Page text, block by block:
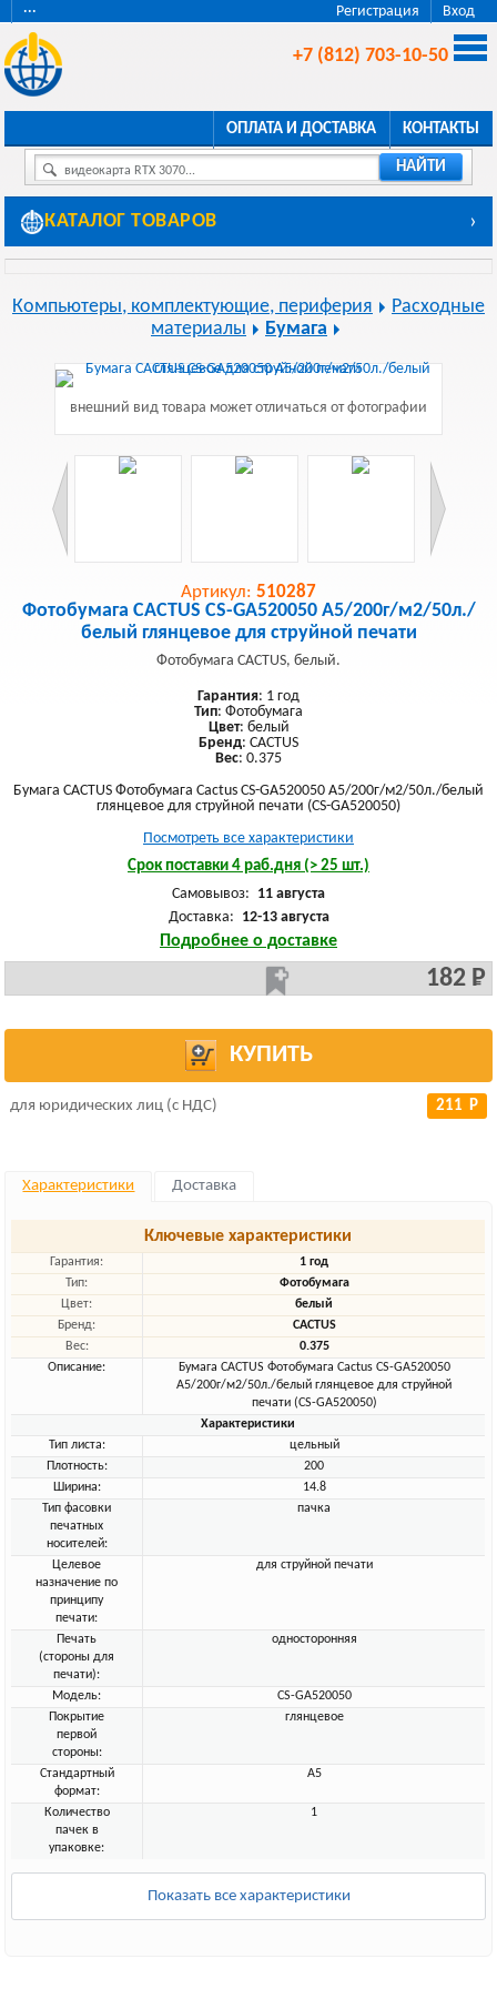
Регистрация Вход
···
+7 (812) 703-10-50
ОПЛАТА И ДОСТАВКА КОНТАКТЫ
видеокарта RTX 3070... НАЙТИ
КАТАЛОГ ТОВАРОВ ›
Компьютеры, комплектующие, периферия
Расходные
материалы
Бумага
внешний вид товара может отличаться от фотографии
Артикул: 510287
Фотобумага CACTUS CS-GA520050 A5/200г/м2/50л./
белый глянцевое для струйной печати
Фотобумага CACTUS, белый.
Гарантия: 1 год
Тип: Фотобумага
Цвет: белый
Бренд: CACTUS
Вес: 0.375
Бумага CACTUS Фотобумага Cactus CS-GA520050 A5/200г/м2/50л./белый
глянцевое для струйной печати (CS-GA520050)
Посмотреть все характеристики
Срок поставки 4 раб.дня (> 25 шт.)
Самовывоз: 11 августа
Доставка: 12-13 августа
Подробнее о доставке
182 Р
КУПИТЬ
для юридических лиц (с НДС) 211 Р
Характеристики Доставка
Ключевые характеристики
Гарантия:
1 год
Тип:
Фотобумага
Цвет:
белый
Бренд:
CACTUS
Вес:
0.375
Описание:
Бумага CACTUS Фотобумага Cactus CS-GA520050
A5/200г/м2/50л./белый глянцевое для струйной
печати (CS-GA520050)
Характеристики
Тип листа:
цельный
Плотность:
200
Ширина:
14.8
Тип фасовки
печатных
носителей:
пачка
Целевое
назначение по
принципу
печати:
для струйной печати
Печать
(стороны для
печати):
односторонняя
Модель:
CS-GA520050
Покрытие
первой
стороны:
глянцевое
Стандартный
формат:
A5
Количество
пачек в
упаковке:
1
Показать все характеристики